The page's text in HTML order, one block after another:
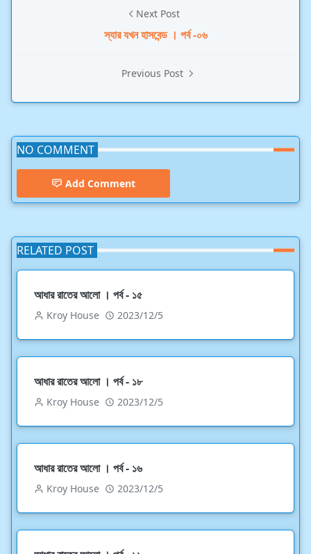
Next Post
স্যার যখন হাসবেন্ড । পর্ব -০৬
Previous Post
NO COMMENT
Add Comment
RELATED POST
আধার রাতের আলো । পর্ব - ১৫
Kroy House 2023/12/5
আধার রাতের আলো । পর্ব - ১৮
Kroy House 2023/12/5
আধার রাতের আলো । পর্ব - ১৬
Kroy House 2023/12/5